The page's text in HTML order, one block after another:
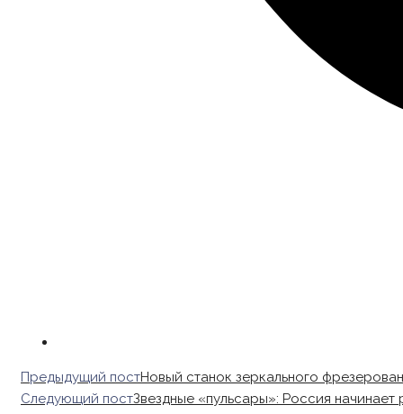
Read
more
Предыдущий постНовый станок зеркального
Следующий постЗвездные «пульсары»: Россия